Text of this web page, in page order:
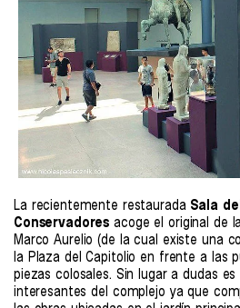
La recientemente restaurada Sala
Conservadoresacoge el original de
Marco Aurelio (de la cual existe una
la Plaza del Capitolio en frente a las
piezas colosales. Sin lugar a dudas
interesantes del complejo ya que